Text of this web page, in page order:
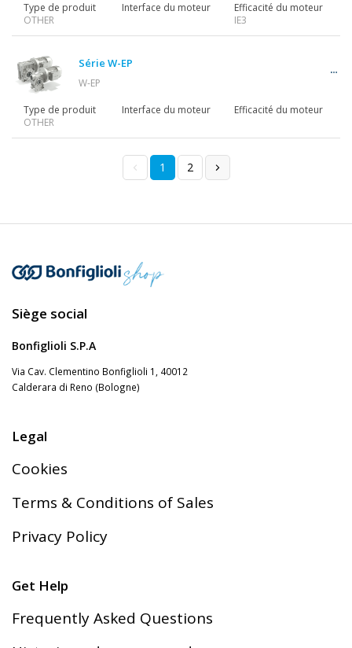
Type de produit
OTHER
Interface du moteur
Efficacité du moteur
IE3
Série W-EP
W-EP
Type de produit
OTHER
Interface du moteur Efficacité du moteur
1 2
Siège social
Bonfiglioli S.P.A
Via Cav. Clementino Bonfiglioli 1, 40012
Calderara di Reno (Bologne)
Legal
Cookies
Terms & Conditions of Sales
Privacy Policy
Get Help
Frequently Asked Questions